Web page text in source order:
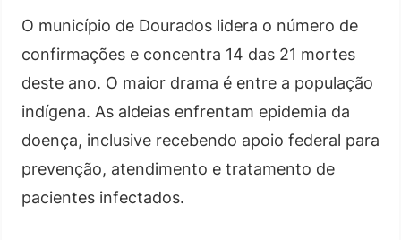
O município de Dourados lidera o número de
confirmações e concentra 14 das 21 mortes
deste ano. O maior drama é entre a população
indígena. As aldeias enfrentam epidemia da
doença, inclusive recebendo apoio federal para
prevenção, atendimento e tratamento de
pacientes infectados.